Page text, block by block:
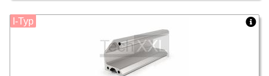
I-Typ